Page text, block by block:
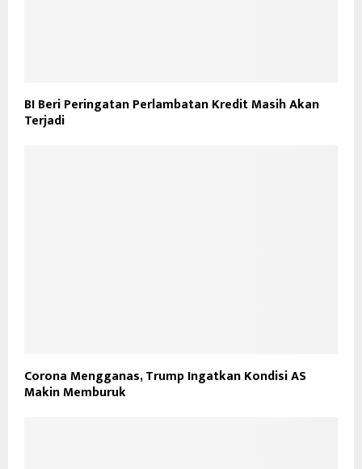
BI Beri Peringatan Perlambatan Kredit Masih Akan
Terjadi
Corona Mengganas, Trump Ingatkan Kondisi AS
Makin Memburuk